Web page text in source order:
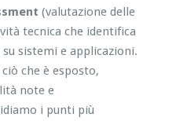
(valutazione delle
tecnica che identifica
su sistemi e applicazioni.
che è esposto,
note e
i punti più